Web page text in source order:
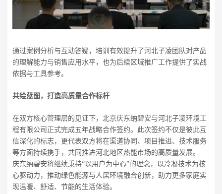
通过案例分析与互动答疑，培训有效提升了河北子凌团队对产品
的理解能力与销售应用水平，也为后续区域推广工作提供了实战
依据与工具参考。
共绘蓝图，打造高质量合作标杆
在双方核心管理层的见证下，北京庆东纳碧安与河北子凌环境工
程有限公司正式完成五年战略合作签约。此次签约不仅是彼此互
信深化的标志，更代表双方将在渠道协同、项目推进、技术服务
等方面持续携手，共同推进河北地区热能市场的高质量发展。
庆东纳碧安将继续秉持“以用户为中心”的理念，以冷凝技术为核
心驱动力，推动绿色能源与人居环境融合创新，助力更多家庭实
现温暖、舒适、节能的生活体验。